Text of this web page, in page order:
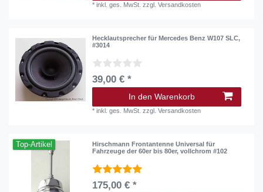
*inkl. ges. MwSt. zzgl.Versandkosten
Hecklautsprecher für Mercedes Benz W107 SLC,
#3014
39,00 € *
In den Warenkorb
*inkl. ges. MwSt. zzgl.Versandkosten
Top-Artikel
Hirschmann Frontantenne Universal für
Fahrzeuge der 60er bis 80er, vollchrom #102
175,00 € *